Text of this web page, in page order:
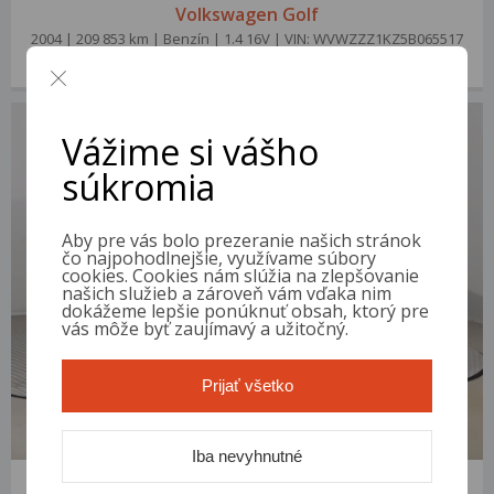
Volkswagen Golf
2004 | 209 853 km | Benzín | 1.4 16V | VIN: WVWZZZ1KZ5B065517
Volkswagen Golf
Vážime si vášho
súkromia
Aby pre vás bolo prezeranie našich stránok
čo najpohodlnejšie, využívame súbory
cookies. Cookies nám slúžia na zlepšovanie
našich služieb a zároveň vám vďaka nim
dokážeme lepšie ponúknuť obsah, ktorý pre
vás môže byť zaujímavý a užitočný.
Iba nevyhnutné
Prijať všetko